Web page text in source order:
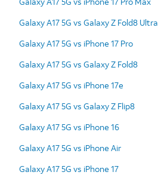
Galaxy A17 5G vs Galaxy Z Fold8 Ultra
Galaxy A17 5G vs iPhone 17 Pro
Galaxy A17 5G vs Galaxy Z Fold8
Galaxy A17 5G vs iPhone 17e
Galaxy A17 5G vs Galaxy Z Flip8
Galaxy A17 5G vs iPhone 16
Galaxy A17 5G vs iPhone Air
Galaxy A17 5G vs iPhone 17